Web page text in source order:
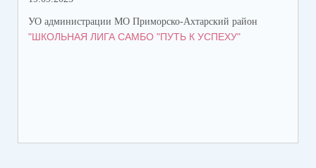
УО администрации МО Приморско-Ахтарский район
"ШКОЛЬНАЯ ЛИГА САМБО "ПУТЬ К УСПЕХУ"